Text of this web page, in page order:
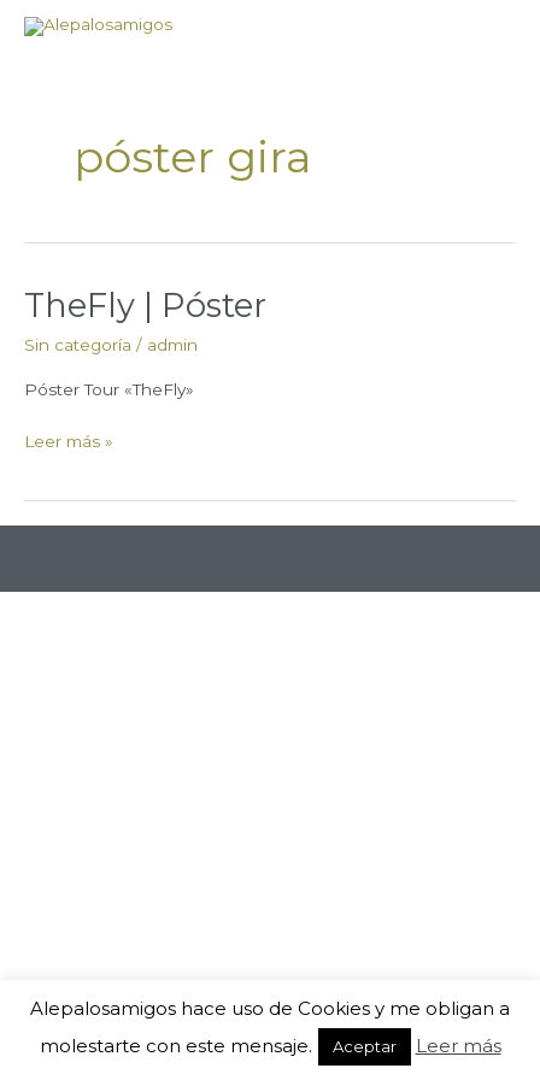
póster gira
TheFly | Póster
Sin categoría / admin
Póster Tour «TheFly»
TheFly
Póster
Leer más »
Alepalosamigos hace uso de Cookies y me obligan a
molestarte con este mensaje.
Aceptar Leer más